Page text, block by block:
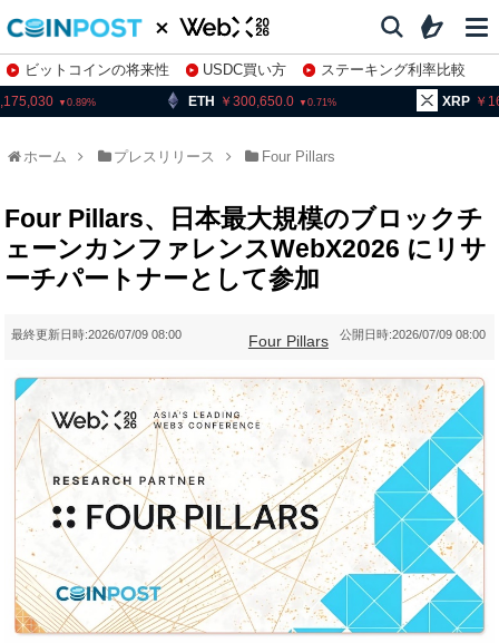
ビットコインの将来性 USDC買い方
ステーキング利率比較
株特集・関連銘柄
0.89 ETH 300,650.0 0.71 XRP
ホーム プレスリリース Four Pillars
Four Pillars、日本最大規模のブロックチ
ェーンカンファレンスWebX2026 にリサ
ーチパートナーとして参加
公開日時:2026/07/09 08:00
最終更新日時:2026/07/09 08:00 Four Pillars